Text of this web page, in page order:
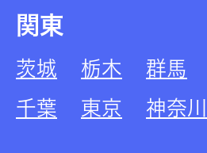
関東
茨城 栃木 群馬
千葉
東京 神奈川